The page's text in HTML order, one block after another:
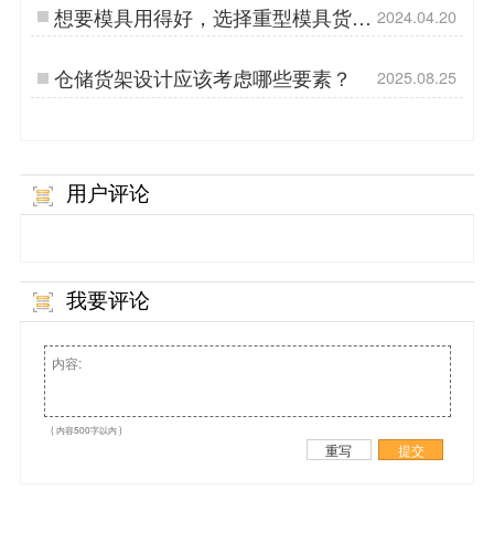
想要模具用得好，选择重型模具货架
要注意这些问题
2024.04.20
仓储货架设计应该考虑哪些要素？ 2025.08.25
用户评论
我要评论
( 内容500字以内 )
重写 提交